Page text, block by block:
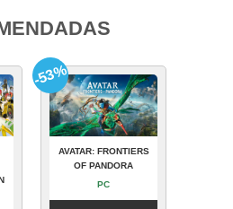
AVATAR: FRONTIERS
OF PANDORA
PC
-53%